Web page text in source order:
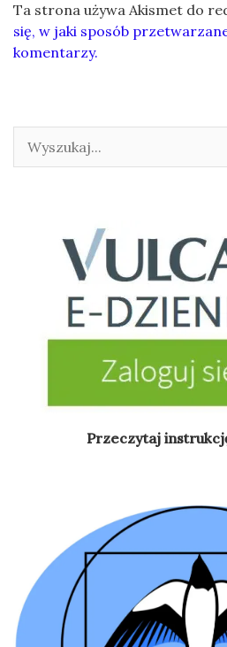
Ta strona używa Akismet do
się, w jaki sposób
komentarzy.
Przeczytaj